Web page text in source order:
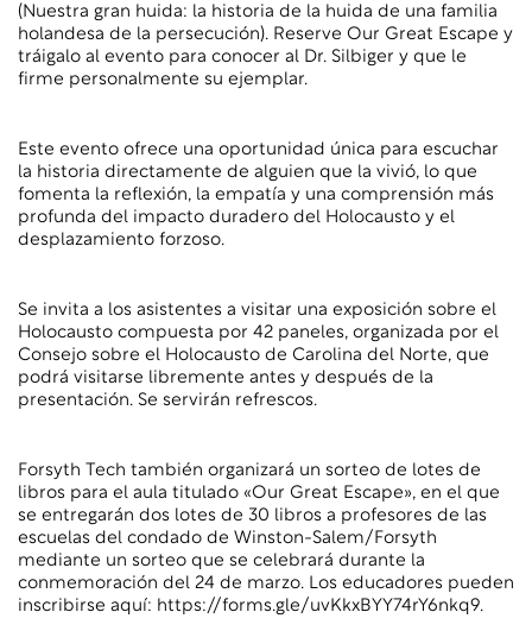
(Nuestra gran huida: la historia de la huida de una familia
holandesa de la persecución). Reserve Our Great Escape y
tráigalo al evento para conocer al Dr. Silbiger y que le
firme personalmente su ejemplar.
Este evento ofrece una oportunidad única para escuchar
la historia directamente de alguien que la vivió, lo que
fomenta la reflexión, la empatía y una comprensión más
profunda del impacto duradero del Holocausto y el
desplazamiento forzoso.
Se invita a los asistentes a visitar una exposición sobre el
Holocausto compuesta por 42 paneles, organizada por el
Consejo sobre el Holocausto de Carolina del Norte, que
podrá visitarse libremente antes y después de la
presentación. Se servirán refrescos.
Forsyth Tech también organizará un sorteo de lotes de
libros para el aula titulado «Our Great Escape», en el que
se entregarán dos lotes de 30 libros a profesores de las
escuelas del condado de Winston-Salem/Forsyth
mediante un sorteo que se celebrará durante la
conmemoración del 24 de marzo. Los educadores pueden
inscribirse aquí: https://forms.gle/uvKkxBYY74rY6nkq9.